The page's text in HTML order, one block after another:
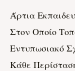
Άρτια
Στον Οποίο
Εντυπωσιακό
Κάθε